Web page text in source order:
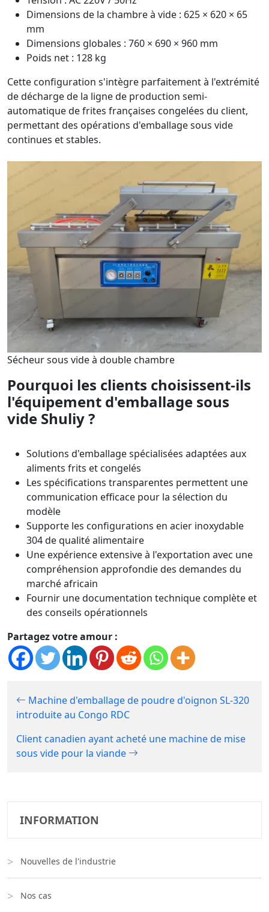
Dimensions de la chambre à vide : 625 × 620 × 65
mm
Dimensions globales : 760 × 690 × 960 mm
Poids net : 128 kg
Cette configuration s'intègre parfaitement à l'extrémité
de décharge de la ligne de production semi-
automatique de frites françaises congelées du client,
permettant des opérations d'emballage sous vide
continues et stables.
Sécheur sous vide à double chambre
Pourquoi les clients choisissent-ils
l'équipement d'emballage sous
vide Shuliy ?
Solutions d'emballage spécialisées adaptées aux
aliments frits et congelés
Les spécifications transparentes permettent une
communication efficace pour la sélection du
modèle
Supporte les configurations en acier inoxydable
304 de qualité alimentaire
Une expérience extensive à l'exportation avec une
compréhension approfondie des demandes du
marché africain
Fournir une documentation technique complète et
des conseils opérationnels
Partagez votre amour :
Machine d'emballage de poudre d'oignon SL-320
introduite au Congo RDC
Client canadien ayant acheté une machine de mise
sous vide pour la viande
INFORMATION
Nouvelles de l'industrie
Nos cas